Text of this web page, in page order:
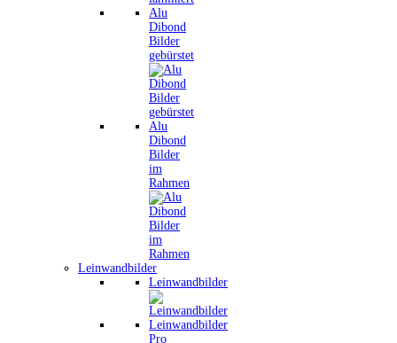
Alu
Dibond
Bilder
gebürstet
Alu
Dibond
Bilder
im
Rahmen
Leinwandbilder
Leinwandbilder
Leinwandbilder
Pro